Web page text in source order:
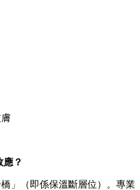
？
」（即係保溫斷層位）。專業